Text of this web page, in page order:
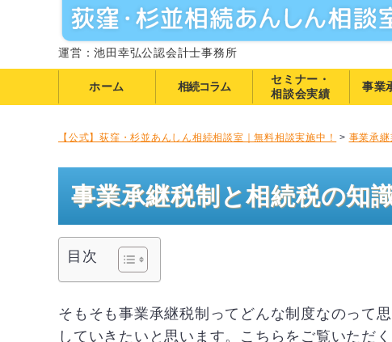
運営：池田幸弘公認会計士事務所
ホーム 相続コラム
セミナー・
相談会実績
事業
【公式】荻窪・杉並あんしん相続相談室｜無料相談実施中！ > 事業承
事業承継税制と相続税の知
目次
そもそも事業承継税制ってどんな制度なのって
していきたいと思います。こちらをご覧いただ